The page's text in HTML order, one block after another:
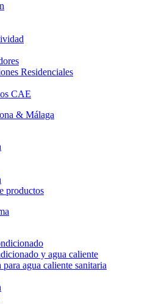
Residenciales
CAE
& Málaga
productos
y agua caliente
agua caliente sanitaria